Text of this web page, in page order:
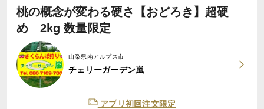
桃の概念が変わる硬さ【おどろき】超硬
め 2kg 数量限定
山梨県南アルプス市
チェリーガーデン嵐
アプリ初回注文限定